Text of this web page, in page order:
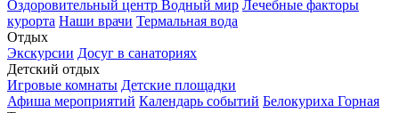
Оздоровительный центр Водный мир Лечебные факторы
курорта Наши врачи Термальная вода
Отдых
Экскурсии Досуг в санаториях
Детский отдых
Игровые комнаты Детские площадки
Афиша мероприятий Календарь событий Белокуриха Горная